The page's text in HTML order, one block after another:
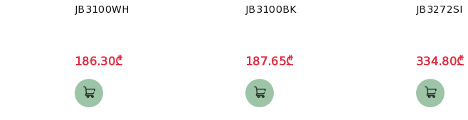
JB3100WH
186.30₾
JB3100BK
187.65₾
JB3272SI
334.80₾